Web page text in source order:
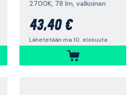
2700K, 78 lm, valkoinen
43,40 €
Lähetetään ma 10. elokuuta